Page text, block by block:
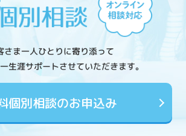
さま一人ひとりに寄り添って
生涯サポートさせていただきます。
個別相談のお申込み